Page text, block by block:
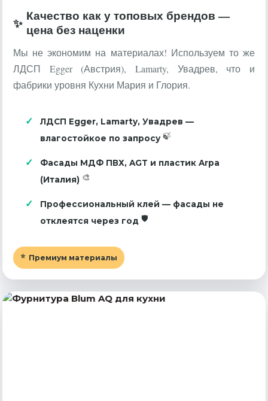
Качество как у топовых брендов —
цена без наценки
Мы не экономим на материалах! Используем то же
ЛДСП Egger (Австрия), Lamarty, Увадрев, что и
фабрики уровня Кухни Мария и Глория.
ЛДСП Egger, Lamarty, Увадрев —
влагостойкое по запросу
Фасады МДФ ПВХ, AGT и пластик Arpa
(Италия)
Профессиональный клей — фасады не
отклеятся через год
Премиум материалы